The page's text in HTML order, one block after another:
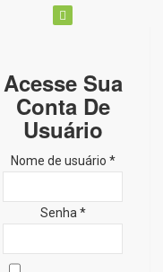
Acesse Sua
Conta De
Usuário
Nome de usuário *
Senha *